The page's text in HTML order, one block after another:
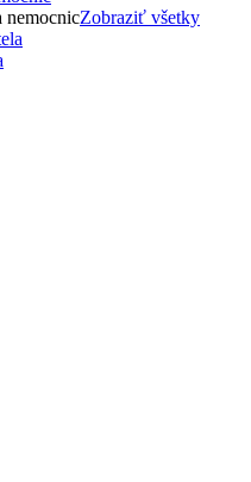
nemocnicZobraziť všetky